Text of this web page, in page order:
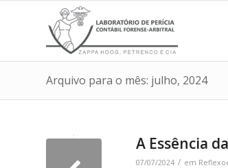
Arquivo para o mês: julho, 2024
A Essência
07/07/2024 / em